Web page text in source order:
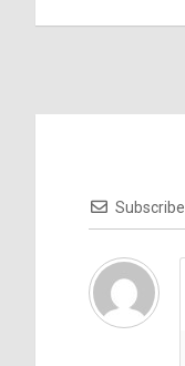
Subscribe